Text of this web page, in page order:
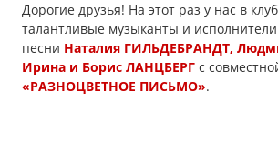
Дорогие друзья! На этот раз у нас в
талантливые музыканты и исполнители
песни Наталия ГИЛЬДЕБРАНДТ,
Ирина и Борис ЛАНЦБЕРГ с
«РАЗНОЦВЕТНОЕ ПИСЬМО».